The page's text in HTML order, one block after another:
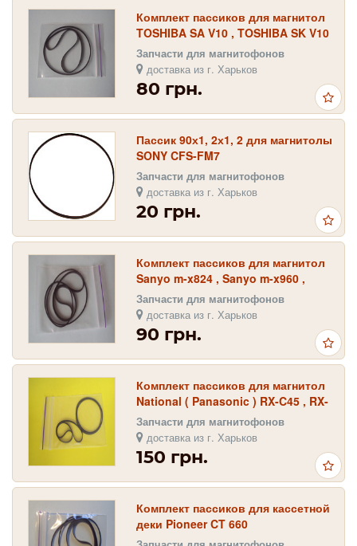
Комплект пассиков для магнитол
TOSHIBA SA V10 , TOSHIBA SK V10
Запчасти для магнитофонов
доставка из г. Харьков
80 грн.
Пассик 90х1, 2х1, 2 для магнитолы
SONY CFS-FM7
Запчасти для магнитофонов
доставка из г. Харьков
20 грн.
Комплект пассиков для магнитол
Sanyo m-x824 , Sanyo m-x960 ,
Sanyo m-x520 , Sanyo m-x620
Запчасти для магнитофонов
доставка из г. Харьков
90 грн.
Комплект пассиков для магнитол
National ( Panasonic ) RX-C45 , RX-
C46 , RX-C50
Запчасти для магнитофонов
доставка из г. Харьков
150 грн.
Комплект пассиков для кассетной
деки Pioneer CT 660